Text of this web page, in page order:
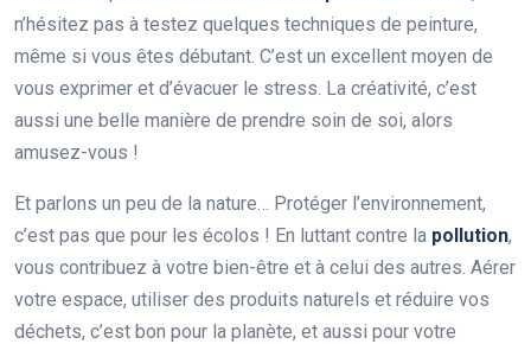
n’hésitez pas à testez quelques techniques de peinture,
même si vous êtes débutant. C’est un excellent moyen de
vous exprimer et d’évacuer le stress. La créativité, c’est
aussi une belle manière de prendre soin de soi, alors
amusez-vous !
Et parlons un peu de la nature… Protéger l’environnement,
c’est pas que pour les écolos ! En luttant contre la pollution,
vous contribuez à votre bien-être et à celui des autres. Aérer
votre espace, utiliser des produits naturels et réduire vos
déchets, c’est bon pour la planète, et aussi pour votre